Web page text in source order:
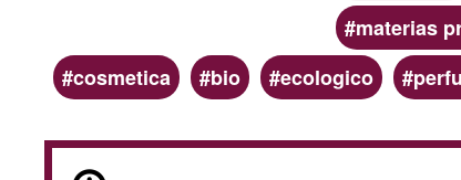
materias
Palabras
clave
cosmetica bio ecologico